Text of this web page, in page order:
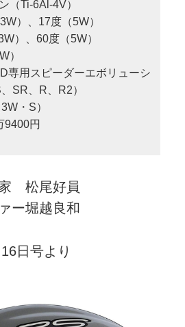
（Ti-6Al-4V）
）、17度（5W）
）、60度（5W）
）
専用スピーダーエボリューシ
SR、R、R2）
・S）
9400円
松尾好員
ー堀越良和
日号より